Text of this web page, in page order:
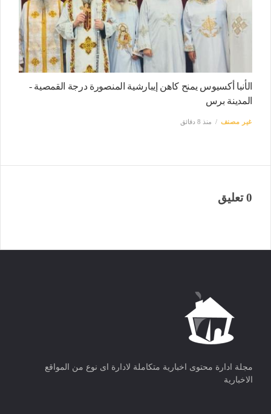
الأنبا أكسيوس يمنح كاهن إيبارشية المنصورة درجة القمصية -
المدينة برس
غير مصنف منذ 8 دقائق
0 تعليق
مجلة ادارة محتوى اخبارية متكاملة لادارة اى نوع من المواقع
الاخبارية